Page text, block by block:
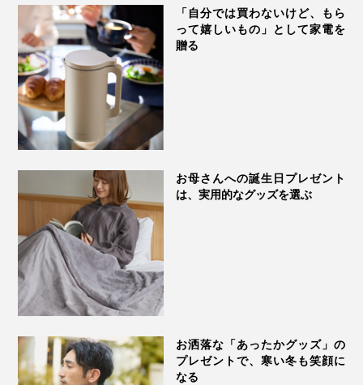
「自分では買わないけど、もら
って嬉しいもの」として家電を
贈る
お母さんへの誕生日プレゼント
は、実用的なグッズを選ぶ
お洒落な「あったかグッズ」の
プレゼントで、寒い冬も笑顔に
なる